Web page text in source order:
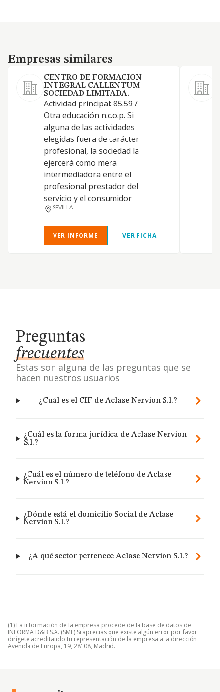
Empresas similares
Empresas similares
CENTRO DE FORMACION
INTEGRAL CALLENTUM
SOCIEDAD LIMITADA.
Actividad principal: 85.59 /
Otra educación n.c.o.p. Si
alguna de las actividades
elegidas fuera de carácter
profesional, la sociedad la
ejercerá como mera
intermediadora entre el
profesional prestador del
servicio y el consumidor
SEVILLA
VER INFORME VER FICHA
Preguntas
frecuentes
Estas son alguna de las preguntas que se
hacen nuestros usuarios
¿Cuál es el CIF de Aclase Nervion S.l.?
¿Cuál es la forma jurídica de Aclase Nervion
S.l.?
¿Cuál es el número de teléfono de Aclase
Nervion S.l.?
¿Dónde está el domicilio Social de Aclase
Nervion S.l.?
¿A qué sector pertenece Aclase Nervion S.l.?
(1) La información de la empresa procede de la base de datos de
INFORMA D&B S.A. (SME) Si aprecias que existe algún error por favor
dirígete acreditando tu representación de la empresa a la dirección
Avenida de Europa, 19, 28108, Madrid.